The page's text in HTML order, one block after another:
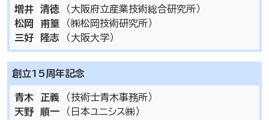
増井 清徳 （大阪府立産業技術総合研究所）
松岡 甫篁 （㈱松岡技術研究所）
三好 隆志 （大阪大学）
創立15周年記念
青木 正義 （技術士青木事務所）
天野 順一 （日本ユニシス㈱）